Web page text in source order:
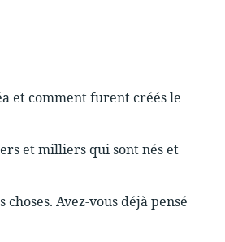
et comment furent créés le
et milliers qui sont nés et
Avez-vous déjà pensé